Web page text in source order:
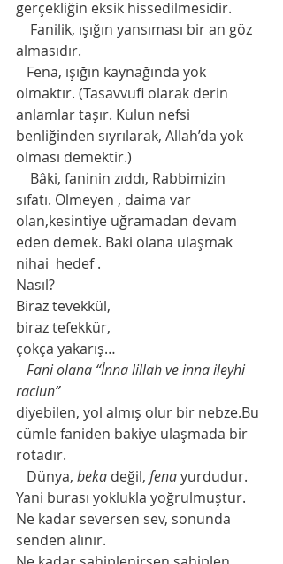
gerçekliğin eksik hissedilmesidir.
Fanilik, ışığın yansıması bir an göz
almasıdır.
Fena, ışığın kaynağında yok
olmaktır. (Tasavvufi olarak derin
anlamlar taşır. Kulun nefsi
benliğinden sıyrılarak, Allah’da yok
olması demektir.)
Bâki, faninin zıddı, Rabbimizin
sıfatı. Ölmeyen , daima var
olan,kesintiye uğramadan devam
eden demek. Baki olana ulaşmak
nihai  hedef .
Nasıl?
Biraz tevekkül,
biraz tefekkür,
çokça yakarış…
Fani olana “İnna lillah ve inna ileyhi
raciun”
diyebilen, yol almış olur bir nebze.Bu
cümle faniden bakiye ulaşmada bir
rotadır.
Dünya, beka değil, fena yurdudur.
Yani burası yoklukla yoğrulmuştur.
Ne kadar seversen sev, sonunda
senden alınır.